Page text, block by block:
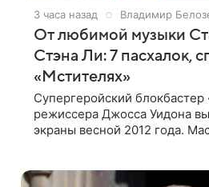
3 часа назад Владимир
От любимой музыки
Стэна Ли: 7 пасхалок,
«Мстителях»
Супергеройский блокбастер
режиссера Джосса Уидона
экраны весной 2012 года.